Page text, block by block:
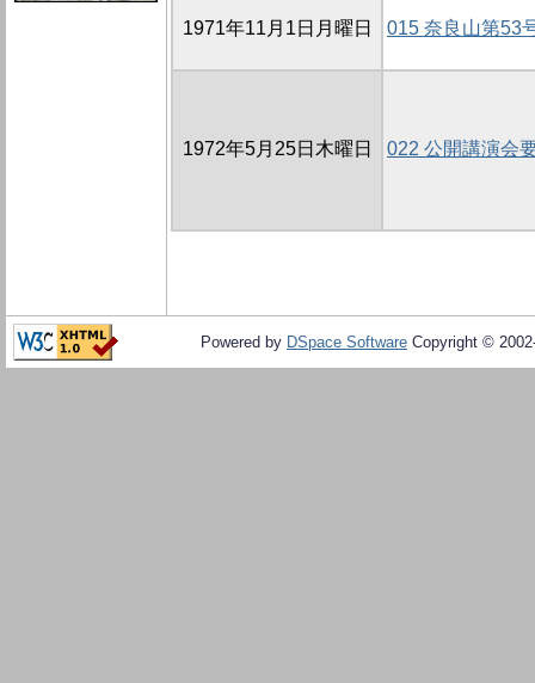
1971年11月1日月曜日 015 奈良山第53
1972年5月25日木曜日 022 公開講演会
Powered by DSpace Software Copyright ©